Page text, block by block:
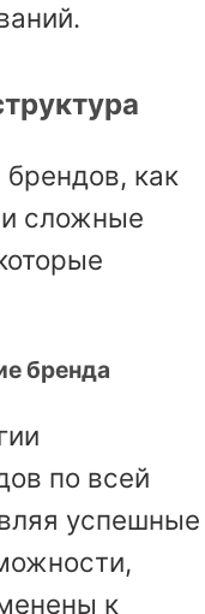
как
сложные
бренда
по всей
успешные
к